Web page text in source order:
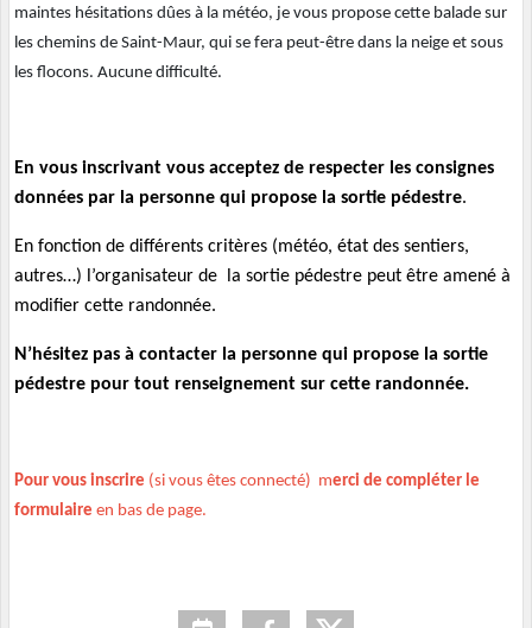
maintes hésitations dûes à la météo, je vous propose cette balade sur
les chemins de Saint-Maur, qui se fera peut-être dans la neige et sous
les flocons. Aucune difficulté.
En vous inscrivant vous acceptez de respecter les consignes
données par la personne qui propose la sortie pédestre.
En fonction de différents critères (météo, état des sentiers,
autres…) l’organisateur de la sortie pédestre peut être amené à
modifier cette randonnée.
N’hésitez pas à contacter la personne qui propose la sortie
pédestre pour tout renseignement sur cette randonnée.
Pour vous inscrire (si vous êtes connecté) merci de compléter le
formulaire en bas de page.